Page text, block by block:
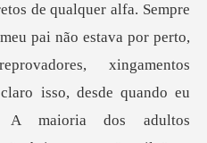
de qualquer alfa. Sempre
pai não estava